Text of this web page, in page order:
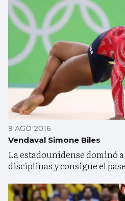
9 AGO 2016
Vendaval Simone Biles
La estadounidense dominó
disciplinas y consigue el